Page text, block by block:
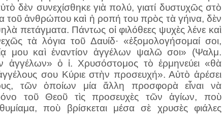
δὲν συνεχίσθηκε γιὰ πολύ, γιατί δυστυχῶς στὸ
τοῦ ἀνθρώπου καὶ ἡ ροπή του πρὸς τὰ γήινα, δὲν
πετάγματα. Πάντως οἱ φιλόθεες ψυχὲς λένε καὶ
τὰ λόγια τοῦ Δαυίδ· «ἐξομολογήσομαί σοι,
μου καὶ ἐναντίον ἀγγέλων ψαλῶ σοι» (Ψαλμ.
ἀγγέλων» ὁ ἱ. Χρυσόστομος τὸ ἑρμηνεύει «θὰ
σου Κύριε στὴν προσευχή». Αὐτὸ ἀρέσει
τῶν ὁποίων μία ἄλλη προσφορὰ εἶναι νὰ
τοῦ Θεοῦ τὶς προσευχὲς τῶν ἁγίων, ποὺ
ποὺ βρίσκεται μέσα σὲ χρυσὲς φιάλες